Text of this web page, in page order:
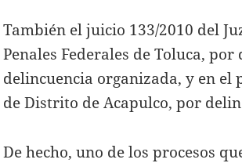
También el juicio 133/2010 del
Penales Federales de Toluca,
delincuencia organizada, y en el
de Distrito de Acapulco, por
De hecho, uno de los procesos